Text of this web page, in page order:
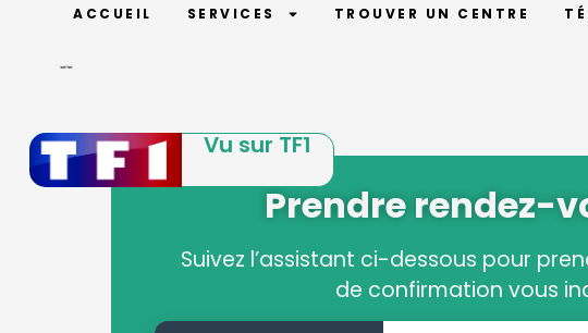
ACCUEIL SERVICES TROUVER UN CENTRE
Vu sur TF1
Prendre rendez-
Suivez l’assistant ci-dessous pour
de confirmation vous